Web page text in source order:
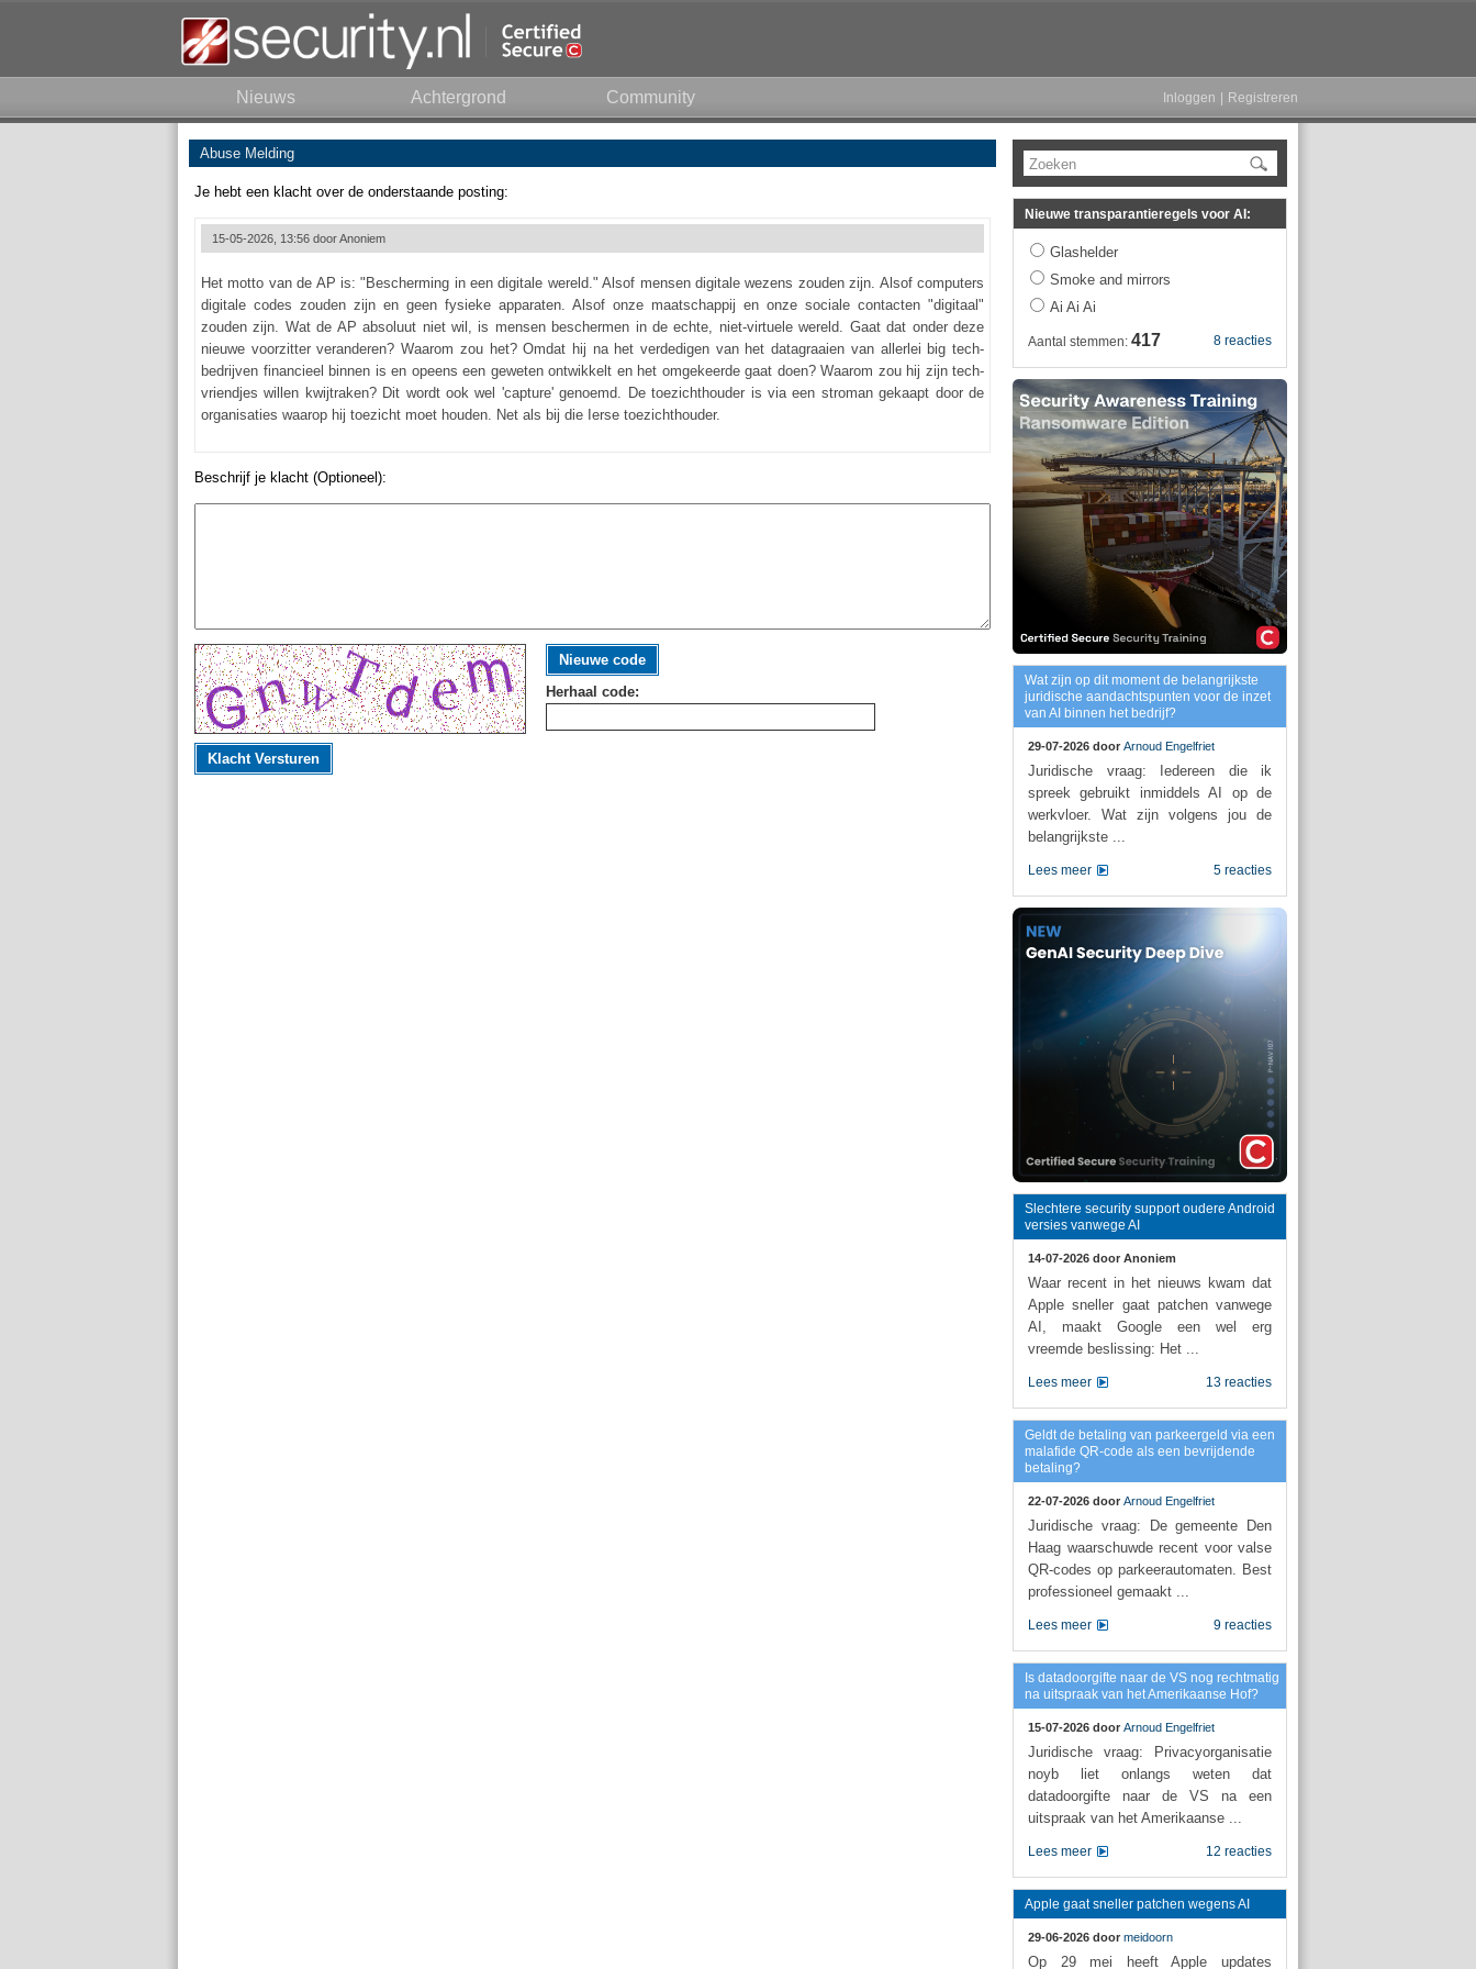
Nieuws Achtergrond Community Inloggen Registreren
Abuse Melding
Je hebt een klacht over de onderstaande posting:
15-05-2026, 13:56 doorAnoniem
Het motto van de AP is: "Bescherming in een digitale wereld." Alsof mensen digitale wezens zouden zijn. Alsof computers
digitale codes zouden zijn en geen fysieke apparaten. Alsof onze maatschappij en onze sociale contacten "digitaal"
zouden zijn. Wat de AP absoluut niet wil, is mensen beschermen in de echte, niet-virtuele wereld. Gaat dat onder deze
nieuwe voorzitter veranderen? Waarom zou het? Omdat hij na het verdedigen van het datagraaien van allerlei big tech-
bedrijven financieel binnen is en opeens een geweten ontwikkelt en het omgekeerde gaat doen? Waarom zou hij zijn tech-
vriendjes willen kwijtraken? Dit wordt ook wel 'capture' genoemd. De toezichthouder is via een stroman gekaapt door de
organisaties waarop hij toezicht moet houden. Net als bij die Ierse toezichthouder.
Beschrijf je klacht (Optioneel):
Nieuwe code
Herhaal code:
Klacht Versturen
Zoeken
Nieuwe transparantieregels voor AI:
Glashelder
Smoke and mirrors
Ai Ai Ai
8 reacties
Aantal stemmen: 417
Wat zijn op dit moment de belangrijkste
juridische aandachtspunten voor de inzet
van AI binnen het bedrijf?
29-07-2026 door Arnoud Engelfriet
Juridische vraag: Iedereen die ik
spreek gebruikt inmiddels AI op de
werkvloer. Wat zijn volgens jou de
belangrijkste ...
5 reacties
Lees meer
Slechtere security support oudere Android
versies vanwege AI
14-07-2026 door Anoniem
Waar recent in het nieuws kwam dat
Apple sneller gaat patchen vanwege
AI, maakt Google een wel erg
vreemde beslissing: Het ...
13 reacties
Lees meer
Geldt de betaling van parkeergeld via een
malafide QR-code als een bevrijdende
betaling?
22-07-2026 door Arnoud Engelfriet
Juridische vraag: De gemeente Den
Haag waarschuwde recent voor valse
QR-codes op parkeerautomaten. Best
professioneel gemaakt ...
9 reacties
Lees meer
Is datadoorgifte naar de VS nog rechtmatig
na uitspraak van het Amerikaanse Hof?
15-07-2026 door Arnoud Engelfriet
Juridische vraag: Privacyorganisatie
noyb liet onlangs weten dat
datadoorgifte naar de VS na een
uitspraak van het Amerikaanse ...
12 reacties
Lees meer
Apple gaat sneller patchen wegens AI
29-06-2026 door meidoorn
Op 29 mei heeft Apple updates